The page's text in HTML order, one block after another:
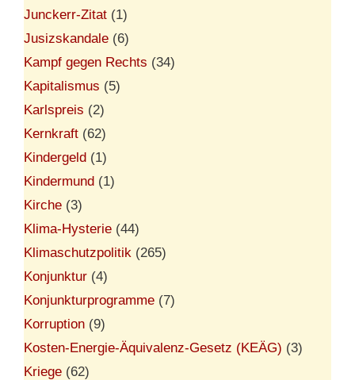
Junckerr-Zitat (1)
Jusizskandale (6)
Kampf gegen Rechts (34)
Kapitalismus (5)
Karlspreis (2)
Kernkraft (62)
Kindergeld (1)
Kindermund (1)
Kirche (3)
Klima-Hysterie (44)
Klimaschutzpolitik (265)
Konjunktur (4)
Konjunkturprogramme (7)
Korruption (9)
Kosten-Energie-Äquivalenz-Gesetz (KEÄG) (3)
Kriege (62)